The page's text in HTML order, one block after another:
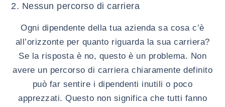
2. Nessun percorso di carriera
Ogni dipendente della tua azienda sa cosa c’è
all’orizzonte per quanto riguarda la sua carriera?
Se la risposta è no, questo è un problema. Non
avere un percorso di carriera chiaramente definito
può far sentire i dipendenti inutili o poco
apprezzati. Questo non significa che tutti fanno